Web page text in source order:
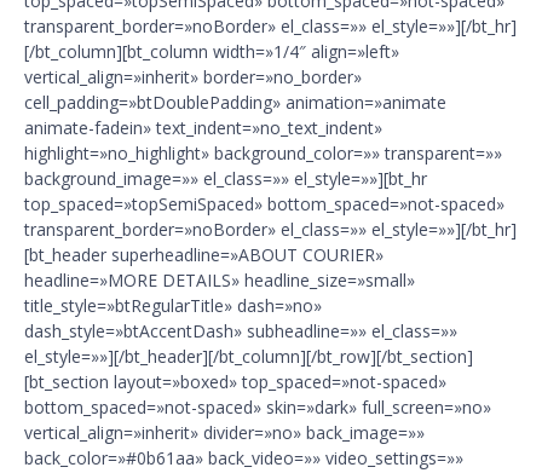
transparent_border=»noBorder» el_class=»» el_style=»»][/bt_hr]
[/bt_column][bt_column width=»1/4″ align=»left»
vertical_align=»inherit» border=»no_border»
cell_padding=»btDoublePadding» animation=»animate
animate-fadein» text_indent=»no_text_indent»
highlight=»no_highlight» background_color=»» transparent=»»
background_image=»» el_class=»» el_style=»»][bt_hr
top_spaced=»topSemiSpaced» bottom_spaced=»not-spaced»
transparent_border=»noBorder» el_class=»» el_style=»»][/bt_hr]
[bt_header superheadline=»ABOUT COURIER»
headline=»MORE DETAILS» headline_size=»small»
title_style=»btRegularTitle» dash=»no»
dash_style=»btAccentDash» subheadline=»» el_class=»»
el_style=»»][/bt_header][/bt_column][/bt_row][/bt_section]
[bt_section layout=»boxed» top_spaced=»not-spaced»
bottom_spaced=»not-spaced» skin=»dark» full_screen=»no»
vertical_align=»inherit» divider=»no» back_image=»»
back_color=»#0b61aa» back_video=»» video_settings=»»